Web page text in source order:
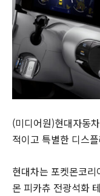
(미디어원)현대자동
적이고 특별한 디스
현대차는 포켓몬코리
몬 피카츄 전광석화